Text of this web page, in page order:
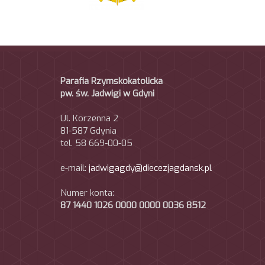
Parafia Rzymskokatolicka
pw. św. Jadwigi w Gdyni
Ul. Korzenna 2
81-587 Gdynia
tel. 58 669-00-05
e-mail: jadwigagdy@diecezjagdansk.pl
Numer konta:
87 1440 1026 0000 0000 0036 8512